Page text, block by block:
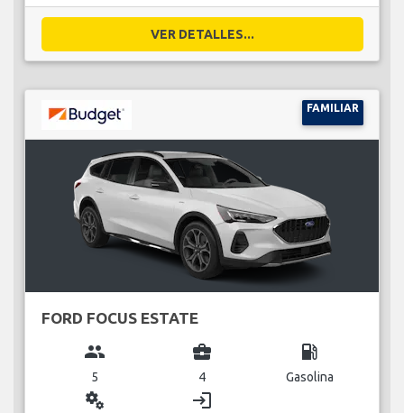
VER DETALLES...
FAMILIAR
FORD FOCUS ESTATE
group
5
business_center
4
local_gas_station
Gasolina
miscellaneous_services login